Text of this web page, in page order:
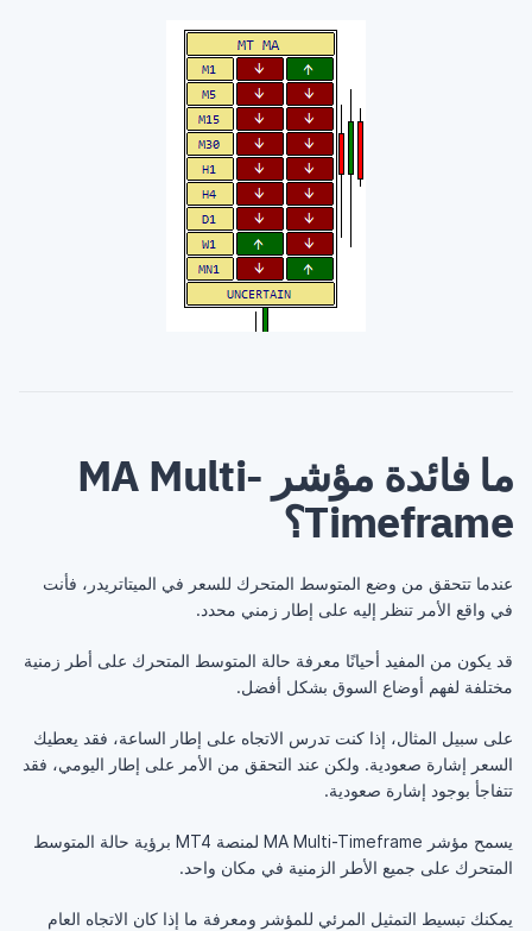
ما فائدة مؤشر MA Multi-
Timeframe؟
عندما تتحقق من وضع المتوسط المتحرك للسعر في الميتاتريدر، فأنت
في واقع الأمر تنظر إليه على إطار زمني محدد.
قد يكون من المفيد أحيانًا معرفة حالة المتوسط المتحرك على أطر زمنية
مختلفة لفهم أوضاع السوق بشكل أفضل.
على سبيل المثال، إذا كنت تدرس الاتجاه على إطار الساعة، فقد يعطيك
السعر إشارة صعودية. ولكن عند التحقق من الأمر على إطار اليومي، فقد
تتفاجأ بوجود إشارة صعودية.
يسمح مؤشر MA Multi-Timeframe لمنصة MT4 برؤية حالة المتوسط
المتحرك على جميع الأطر الزمنية في مكان واحد.
يمكنك تبسيط التمثيل المرئي للمؤشر ومعرفة ما إذا كان الاتجاه العام